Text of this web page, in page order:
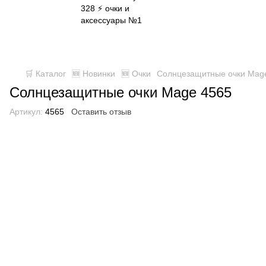
🛒 Каталог 🆕 Новинки 🆕 Очки Солнцезащитные очки
Солнцезащитные очки Mage 4565
Артикул: 4565 Оставить отзыв